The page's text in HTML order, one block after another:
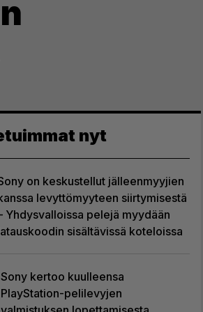
nyt
on keskustellut jälleenmyyjien
levyttömyyteen siirtymisestä
Yhdysvalloissa pelejä myydään
sisältävissä koteloissa
Sony kertoo kuulleensa
PlayStation-pelilevyjen